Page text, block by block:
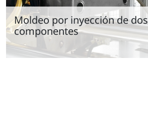
Moldeo por inyección de dos
componentes